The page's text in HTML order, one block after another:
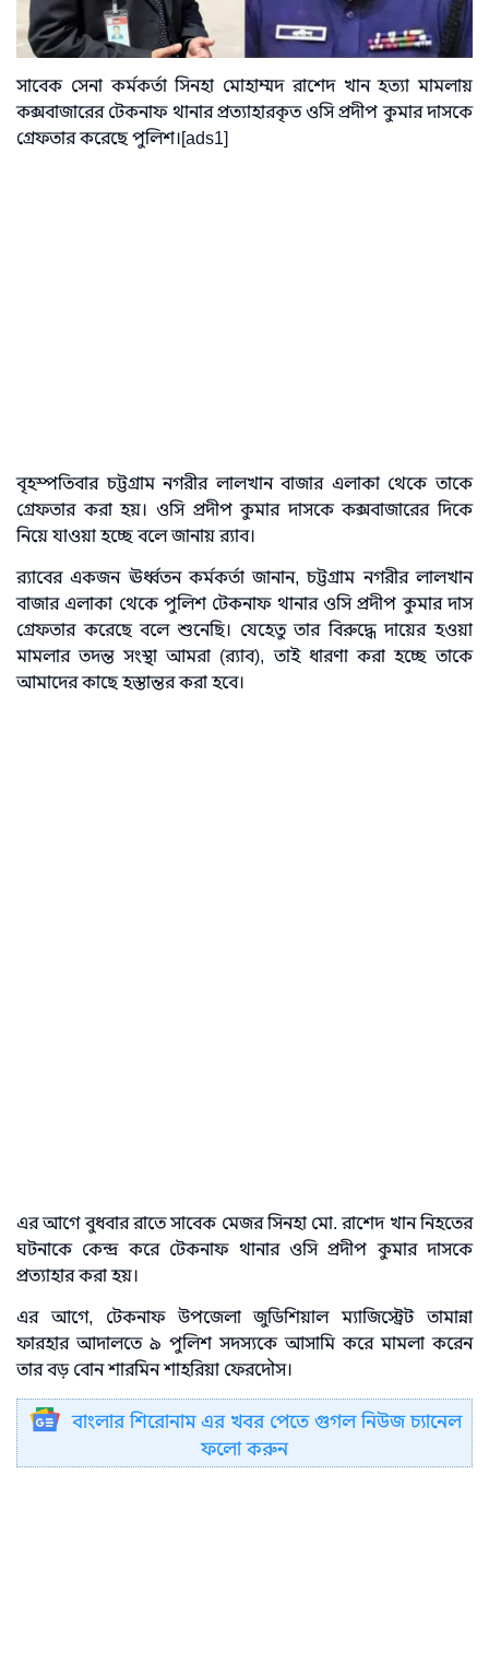
সাবেক সেনা কর্মকর্তা সিনহা মোহাম্মদ রাশেদ খান হত্যা মামলায়
কক্সবাজারের টেকনাফ থানার প্রত্যাহারকৃত ওসি প্রদীপ কুমার দাসকে
গ্রেফতার করেছে পুলিশ।[ads1]
বৃহস্পতিবার চট্টগ্রাম নগরীর লালখান বাজার এলাকা থেকে তাকে
গ্রেফতার করা হয়। ওসি প্রদীপ কুমার দাসকে কক্সবাজারের দিকে
নিয়ে যাওয়া হচ্ছে বলে জানায় র‌্যাব।
র‌্যাবের একজন ঊর্ধ্বতন কর্মকর্তা জানান, চট্টগ্রাম নগরীর লালখান
বাজার এলাকা থেকে পুলিশ টেকনাফ থানার ওসি প্রদীপ কুমার দাস
গ্রেফতার করেছে বলে শুনেছি। যেহেতু তার বিরুদ্ধে দায়ের হওয়া
মামলার তদন্ত সংস্থা আমরা (র‌্যাব), তাই ধারণা করা হচ্ছে তাকে
আমাদের কাছে হস্তান্তর করা হবে।
এর আগে বুধবার রাতে সাবেক মেজর সিনহা মো. রাশেদ খান নিহতের
ঘটনাকে কেন্দ্র করে টেকনাফ থানার ওসি প্রদীপ কুমার দাসকে
প্রত্যাহার করা হয়।
এর আগে, টেকনাফ উপজেলা জুডিশিয়াল ম্যাজিস্ট্রেট তামান্না
ফারহার আদালতে ৯ পুলিশ সদস্যকে আসামি করে মামলা করেন
তার বড় বোন শারমিন শাহরিয়া ফেরদৌস।
বাংলার শিরোনাম এর খবর পেতে গুগল নিউজ চ্যানেল
ফলো করুন